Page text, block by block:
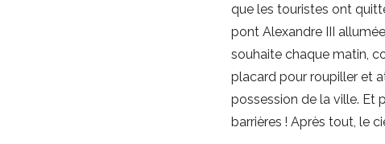
que les touristes ont
pont Alexandre III
souhaite chaque matin,
placard pour roupiller et
possession de la ville. Et
barrières ! Après tout, le